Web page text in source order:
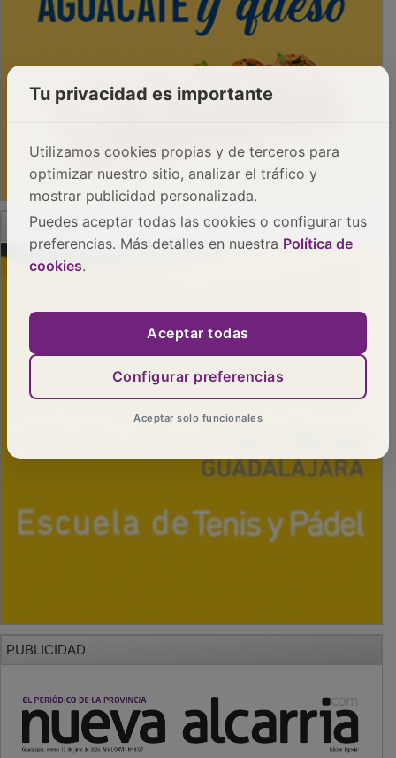
PUBLICIDAD
Tu privacidad es importante
Utilizamos cookies propias y de terceros para
optimizar nuestro sitio, analizar el tráfico y
mostrar publicidad personalizada.
Puedes aceptar todas las cookies o configurar tus
preferencias. Más detalles en nuestra Política de
cookies.
Aceptar todas
Configurar preferencias
Aceptar solo funcionales